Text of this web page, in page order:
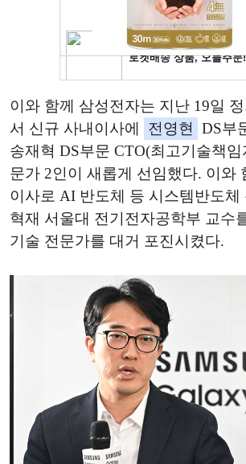
이와 함께 삼성전자는 지난 19일
서 신규 사내이사에
전영현
DS부
송재혁 DS부문 CTO(최고기술책
문가 2인이 새롭게 선임했다. 이와
이사로 AI 반도체 등 시스템반도체
혁재 서울대 전기전자공학부 교수
기술 전문가를 대거 포진시켰다.